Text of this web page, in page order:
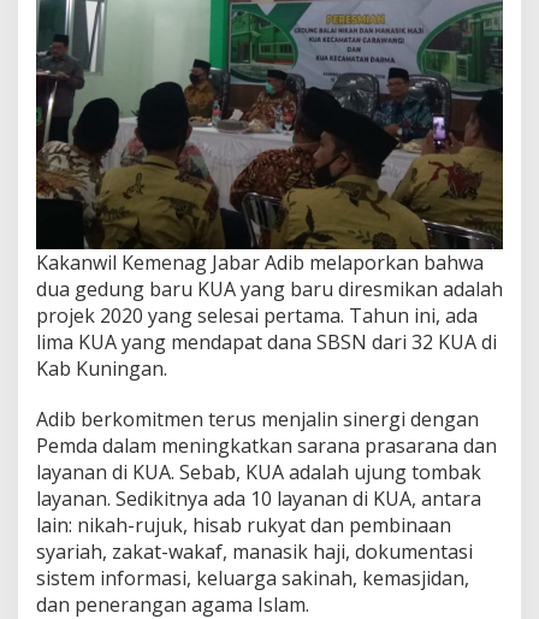
Kakanwil Kemenag Jabar Adib melaporkan bahwa
dua gedung baru KUA yang baru diresmikan adalah
projek 2020 yang selesai pertama. Tahun ini, ada
lima KUA yang mendapat dana SBSN dari 32 KUA di
Kab Kuningan.
Adib berkomitmen terus menjalin sinergi dengan
Pemda dalam meningkatkan sarana prasarana dan
layanan di KUA. Sebab, KUA adalah ujung tombak
layanan. Sedikitnya ada 10 layanan di KUA, antara
lain: nikah-rujuk, hisab rukyat dan pembinaan
syariah, zakat-wakaf, manasik haji, dokumentasi
sistem informasi, keluarga sakinah, kemasjidan,
dan penerangan agama Islam.